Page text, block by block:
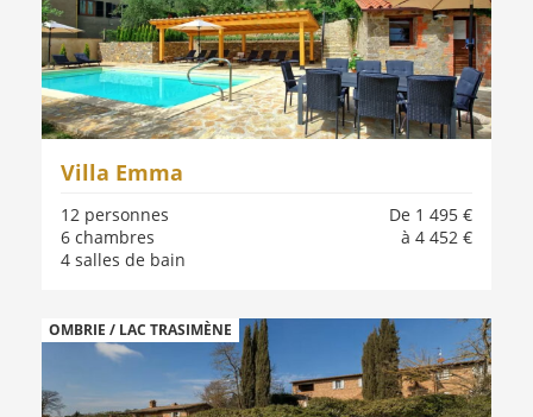
Villa Emma
De 1 495 €
à 4 452 €
12 personnes
6 chambres
4 salles de bain
OMBRIE / LAC TRASIMÈNE